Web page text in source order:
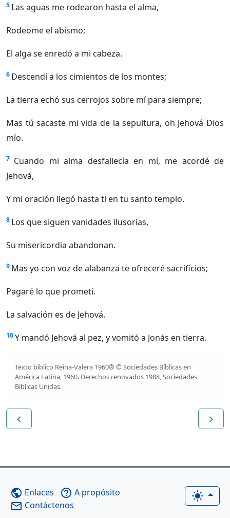
5 Las aguas me rodearon hasta el alma,
Rodeome el abismo;
El alga se enredó a mi cabeza.
6 Descendí a los cimientos de los montes;
La tierra echó sus cerrojos sobre mí para siempre;
Mas tú sacaste mi vida de la sepultura, oh Jehová Dios
mío.
7 Cuando mi alma desfallecía en mí, me acordé de
Jehová,
Y mi oración llegó hasta ti en tu santo templo.
8 Los que siguen vanidades ilusorias,
Su misericordia abandonan.
9 Mas yo con voz de alabanza te ofreceré sacrificios;
Pagaré lo que prometí.
La salvación es de Jehová.
10Y mandó Jehová al pez, y vomitó a Jonás en tierra.
Texto bíblico Reina-Valera 1960® © Sociedades Bíblicas en
América Latina, 1960. Derechos renovados 1988, Sociedades
Bíblicas Unidas.
navigate_before navigate_next
light_mode
public Enlaces help_outline A propósito
mail_outline Contáctenos